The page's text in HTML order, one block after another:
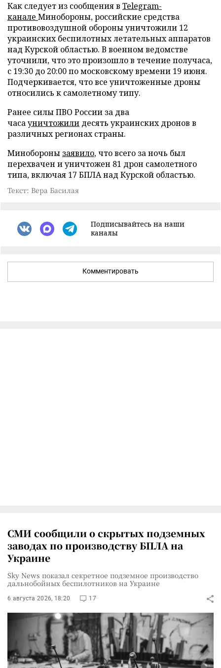
Как следует из сообщения в Telegram-
канале Минобороны, российские средства
противовоздушной обороны уничтожили 12
украинских беспилотных летательных аппаратов
над Курской областью. В военном ведомстве
уточнили, что это произошло в течение получаса,
с 19:30 до 20:00 по московскому времени 19 июня.
Подчеркивается, что все уничтоженные дроны
относились к самолетному типу.
Ранее силы ПВО России за два
часауничтожили десять украинских дронов в
различных регионах страны.
Минобороны заявило, что всего за ночь был
перехвачен и уничтожен 81 дрон самолетного
типа, включая 17 БПЛА над Курской областью.
Текст: Вера Басилая
Подписывайтесь на наши
каналы
Комментировать
СМИ сообщили о скрытых подземных
заводах по производству БПЛА на
Украине
Sky News показал секретное подземное производство
дальнобойных беспилотников на Украине
6 августа 2026, 18:20 17